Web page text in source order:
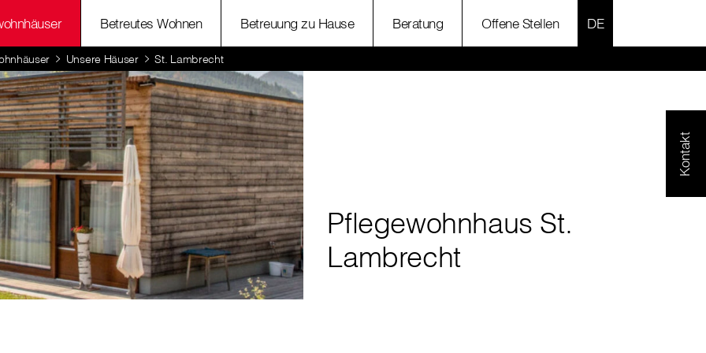
Betreutes Wohnen Betreuung zu Hause Beratung Offene Stellen SPRACHE
Unsere Häuser St. Lambrecht
Kontakt
Pflegewohnhaus St.
Lambrecht